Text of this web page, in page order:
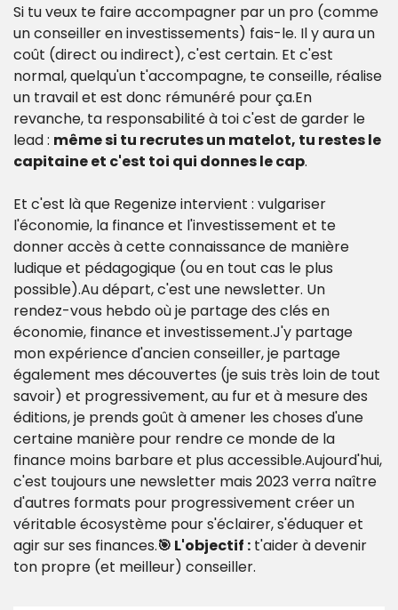
Si tu veux te faire accompagner par un pro (comme
un conseiller en investissements) fais-le. Il y aura un
coût (direct ou indirect), c'est certain. Et c'est
normal, quelqu'un t'accompagne, te conseille, réalise
un travail et est donc rémunéré pour ça.En
revanche, ta responsabilité à toi c'est de garder le
lead : même si tu recrutes un matelot, tu restes le
capitaine et c'est toi qui donnes le cap.
Et c'est là que Regenize intervient : vulgariser
l'économie, la finance et l'investissement et te
donner accès à cette connaissance de manière
ludique et pédagogique (ou en tout cas le plus
possible).Au départ, c'est une newsletter. Un
rendez-vous hebdo où je partage des clés en
économie, finance et investissement.J'y partage
mon expérience d'ancien conseiller, je partage
également mes découvertes (je suis très loin de tout
savoir) et progressivement, au fur et à mesure des
éditions, je prends goût à amener les choses d'une
certaine manière pour rendre ce monde de la
finance moins barbare et plus accessible.Aujourd'hui,
c'est toujours une newsletter mais 2023 verra naître
d'autres formats pour progressivement créer un
véritable écosystème pour s'éclairer, s'éduquer et
agir sur ses finances.🎯 L'objectif : t'aider à devenir
ton propre (et meilleur) conseiller.